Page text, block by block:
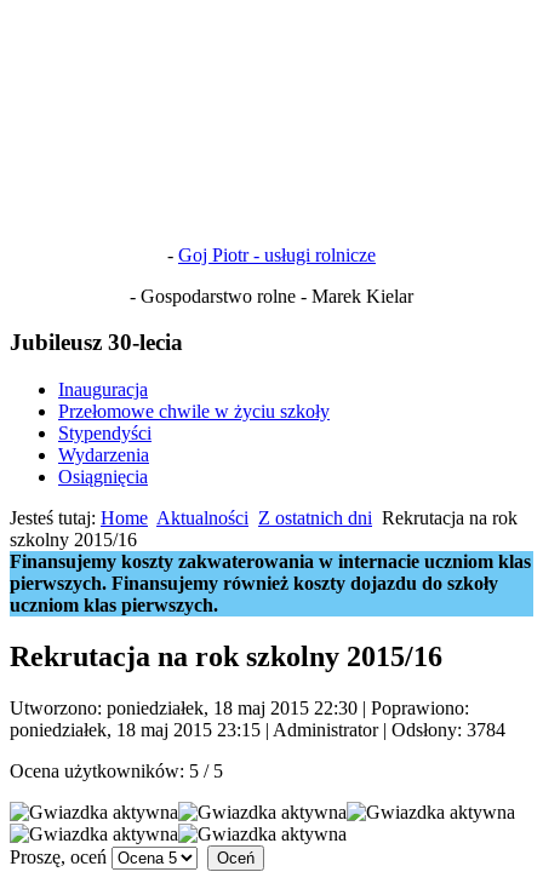
- Goj Piotr - usługi rolnicze
- Gospodarstwo rolne - Marek Kielar
Jubileusz 30-lecia
Inauguracja
Przełomowe chwile w życiu szkoły
Stypendyści
Wydarzenia
Osiągnięcia
Jesteś tutaj: Home Aktualności Z ostatnich dni Rekrutacja na rok
szkolny 2015/16
Finansujemy koszty zakwaterowania w internacie uczniom klas
pierwszych. Finansujemy również koszty dojazdu do szkoły
uczniom klas pierwszych.
Rekrutacja na rok szkolny 2015/16
Utworzono: poniedziałek, 18 maj 2015 22:30 | Poprawiono:
poniedziałek, 18 maj 2015 23:15 | Administrator| Odsłony: 3784
Ocena użytkowników: 5 / 5
Proszę, oceń